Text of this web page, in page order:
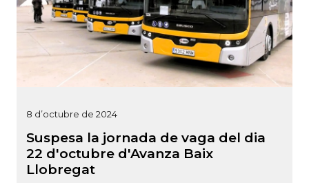
8 d’octubre de 2024
Suspesa la jornada de vaga del dia
22 d'octubre d'Avanza Baix
Llobregat